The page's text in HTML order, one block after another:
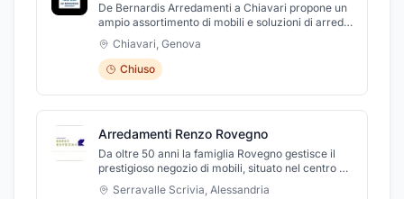
De Bernardis Arredamenti a Chiavari propone un
ampio assortimento di mobili e soluzioni di arredo
per ogni ambiente della casa, adatti a rispondere
ad ogni tipo di esigenza. De Bernardis
Arredamenti tratta solo mobili realizzati con
materiali di prima qualità, mobili dell’arredo
moderno e contemporaneo. L'azienda si avvale di
arredatori e architetti in grado arredare con cura
l'ambiente ideale nel quale vivere.
Chiavari, Genova
Chiuso
Arredamenti Renzo Rovegno
Da oltre 50 anni la famiglia Rovegno gestisce il
prestigioso negozio di mobili, situato nel centro di
Serravalle Scrivia. Anni di lavoro, che ci hanno
Serravalle Scrivia, Alessandria